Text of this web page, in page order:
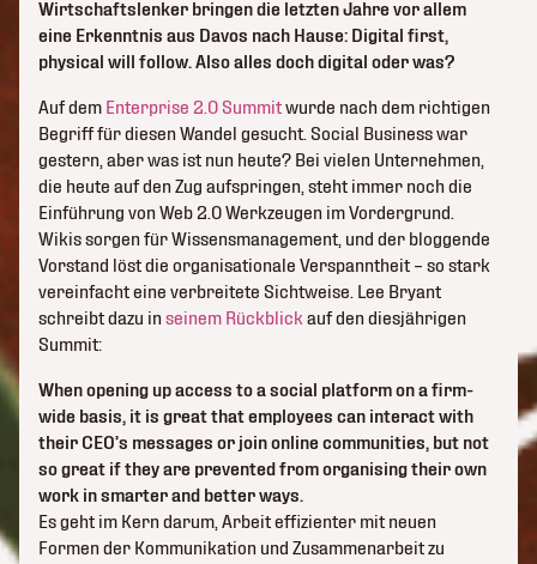
Wirtschaftslenker bringen die letzten Jahre vor allem
eine Erkenntnis aus Davos nach Hause: Digital first,
physical will follow. Also alles doch digital oder was?
Auf dem Enterprise 2.0 Summitwurde nach dem richtigen
Begriff für diesen Wandel gesucht. Social Business war
gestern, aber was ist nun heute? Bei vielen Unternehmen,
die heute auf den Zug aufspringen, steht immer noch die
Einführung von Web 2.0 Werkzeugen im Vordergrund.
Wikis sorgen für Wissensmanagement, und der bloggende
Vorstand löst die organisationale Verspanntheit – so stark
vereinfacht eine verbreitete Sichtweise. Lee Bryant
schreibt dazu in seinem Rückblickauf den diesjährigen
Summit:
When opening up access to a social platform on a firm-
wide basis, it is great that employees can interact with
their CEO’s messages or join online communities, but not
so great if they are prevented from organising their own
work in smarter and better ways.
Es geht im Kern darum, Arbeit effizienter mit neuen
Formen der Kommunikation und Zusammenarbeit zu